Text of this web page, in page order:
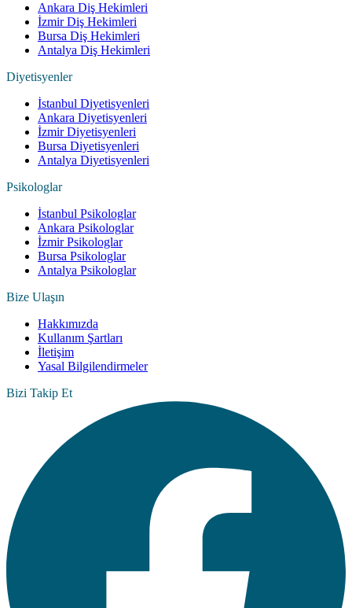
Ankara Diş Hekimleri
İzmir Diş Hekimleri
Bursa Diş Hekimleri
Antalya Diş Hekimleri
Diyetisyenler
İstanbul Diyetisyenleri
Ankara Diyetisyenleri
İzmir Diyetisyenleri
Bursa Diyetisyenleri
Antalya Diyetisyenleri
Psikologlar
İstanbul Psikologlar
Ankara Psikologlar
İzmir Psikologlar
Bursa Psikologlar
Antalya Psikologlar
Bize Ulaşın
Hakkımızda
Kullanım Şartları
İletişim
Yasal Bilgilendirmeler
Bizi Takip Et